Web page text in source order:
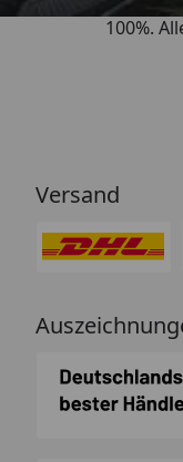
„Super
100%.
Versand